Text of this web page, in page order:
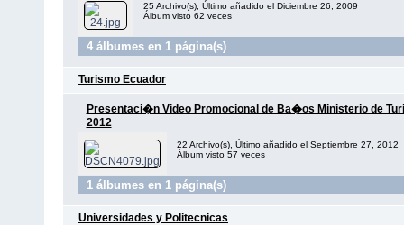
25 Archivo(s), Último añadido el Diciembre 26, 2009
Álbum visto 62 veces
4 álbumes en 1 página(s)
Turismo Ecuador
Presentaci�n Video Promocional de Ba�os Ministerio de
2012
22 Archivo(s), Último añadido el Septiembre 27, 2012
Álbum visto 57 veces
1 álbumes en 1 página(s)
Universidades y Politecnicas